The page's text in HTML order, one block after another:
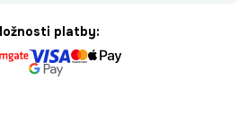
platby: